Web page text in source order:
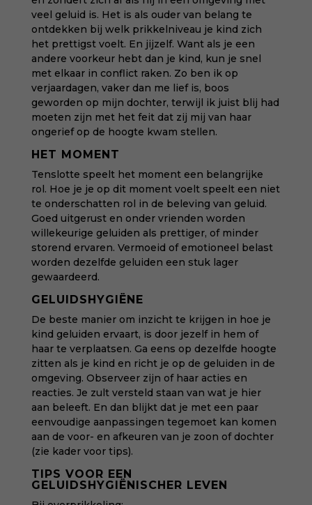
veel geluid is. Het is als ouder van belang te
ontdekken bij welk prikkelniveau je kind zich
het prettigst voelt. En jijzelf. Want als je een
andere voorkeur hebt dan je kind, kun je snel
met elkaar in conflict raken. Zo ben ik op
verjaardagen, vaker dan me lief is, boos
geworden op mijn dochter, terwijl ik juist blij had
moeten zijn met het feit dat zij mij van haar
ongerief op de hoogte kwam stellen.
HET MOMENT
Tenslotte speelt het moment een belangrijke
rol. Hoe je je op dit moment voelt speelt een niet
te onderschatten rol in de beleving van geluid.
Goed uitgerust en onder vrienden worden
willekeurige geluiden als prettiger, of minder
storend ervaren. Vermoeid of emotioneel belast
worden dezelfde geluiden een stuk lager
gewaardeerd.
GELUIDSHYGIËNE
De beste manier om inzicht te krijgen in hoe je
kind geluiden ervaart, is door jezelf in hem of
haar te verplaatsen. Ga eens op dezelfde hoogte
zitten als je kind en richt je op de geluiden in de
omgeving. Observeer zijn of haar acties en
reacties. Je zult versteld staan van wat je hier
aan beleeft. En dan blijkt dat je met een paar
eenvoudige aanpassingen tegemoet kan komen
aan de voor- en afkeuren van je zoon of dochter
(zie kader voor tips).
TIPS VOOR EEN
GELUIDSHYGIËNISCHER LEVEN